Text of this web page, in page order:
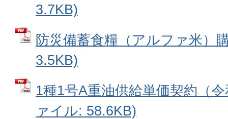
3.7KB)
防災備蓄食糧（アルファ米）
3.5KB)
1種1号A重油供給単価契約（
ァイル: 58.6KB)